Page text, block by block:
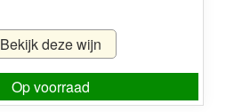
Bekijk deze wijn
Op voorraad